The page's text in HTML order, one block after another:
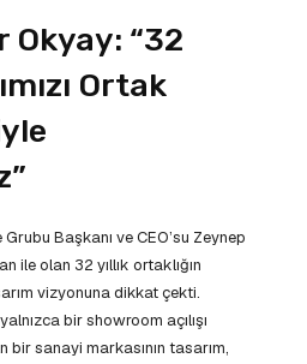
Okyay: “32
Ortak
Başkanı ve CEO’su Zeynep
ile olan 32 yıllık ortaklığın
vizyonuna dikkat çekti.
bir showroom açılışı
bir sanayi markasının tasarım,